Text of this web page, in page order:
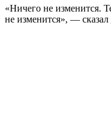
«Ничего не изменится.
не изменится», — сказал